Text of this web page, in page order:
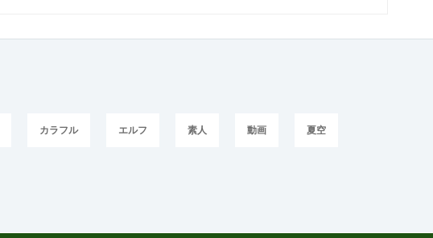
カラフル エルフ 素人 動画 夏空